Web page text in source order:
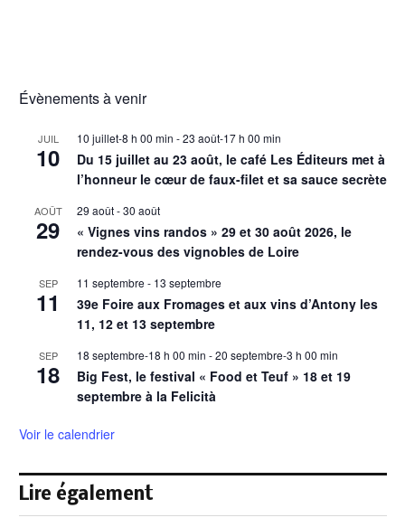
Évènements à venir
JUIL
10
10 juillet-8 h 00 min -23 août-17 h 00 min
Du 15 juillet au 23 août, le café Les Éditeurs met à
l’honneur le cœur de faux-filet et sa sauce secrète
AOÛT
29
29 août-30 août
« Vignes vins randos » 29 et 30 août 2026, le
rendez-vous des vignobles de Loire
SEP
11
11 septembre - 13 septembre
39e Foire aux Fromages et aux vins d’Antony les
11, 12 et 13 septembre
SEP
18
18 septembre-18 h 00 min -20 septembre-3 h 00 min
Big Fest, le festival « Food et Teuf » 18 et 19
septembre à la Felicità
Voir le calendrier
Lire également